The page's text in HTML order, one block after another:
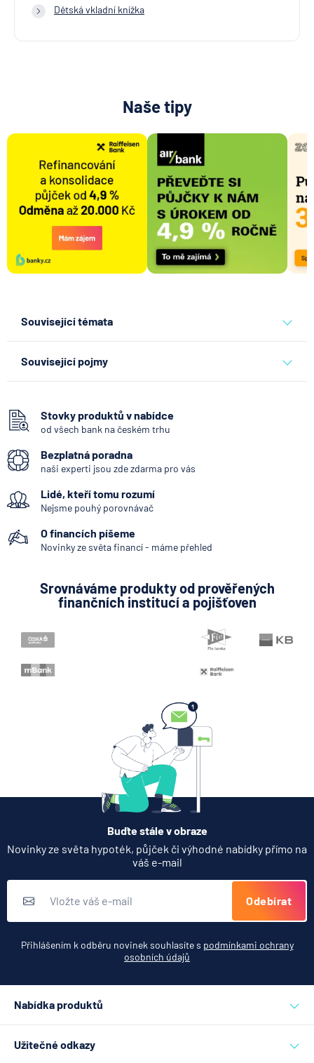
Dětská vkladní knížka
Naše tipy
Související témata
Související pojmy
Vkladomat
SEPA Platba
Bankovní IDentita
Okamžitá platba
Systémově významná banka
Zpoždění splátky
Bankovní licence
Bankovní notifikace
Variabilní symbol
Stovky produktů v nabídce
od všech bank na českém trhu
Bezplatná poradna
naši experti jsou zde zdarma pro vás
Lidé, kteří tomu rozumí
Nejsme pouhý porovnávač
O financích píšeme
Novinky ze světa financí - máme přehled
Srovnáváme produkty od prověřených
finančních institucí a pojišťoven
Buďte stále v obraze
Novinky ze světa hypoték, půjček či výhodné nabídky přímo na
váš e-mail
Odebírat
Přihlášením k odběru novinek souhlasíte s podmínkami ochrany
osobních údajů
Nabídka produktů
Užitečné odkazy